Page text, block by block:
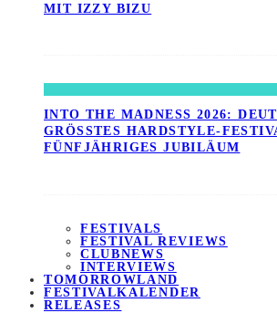
MIT IZZY BIZU
INTO THE MADNESS 2026:
GRÖSSTES HARDSTYLE-
ÜNFJÄHRIGES JUBILÄUM
FESTIVALS
FESTIVAL REVIEWS
CLUBNEWS
INTERVIEWS
TOMORROWLAND
FESTIVALKALENDER
RELEASES